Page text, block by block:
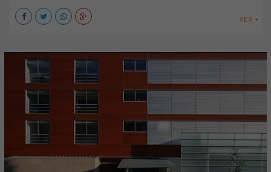
VER +